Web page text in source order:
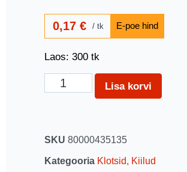
0,17€ tk
Laos: 300 tk
Lisa korvi
SKU 80000435135
Kategooria Klotsid, Kiilud